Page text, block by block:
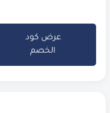
عرض كود
الخصم